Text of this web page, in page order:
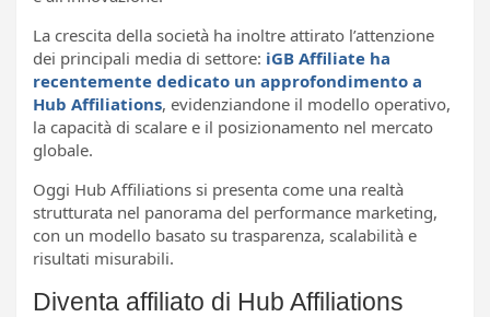
La crescita della società ha inoltre attirato l’attenzione
dei principali media di settore: iGB Affiliate ha
recentemente dedicato un approfondimento a
Hub Affiliations, evidenziandone il modello operativo,
la capacità di scalare e il posizionamento nel mercato
globale.
Oggi Hub Affiliations si presenta come una realtà
strutturata nel panorama del performance marketing,
con un modello basato su trasparenza, scalabilità e
risultati misurabili.
Diventa affiliato di Hub Affiliations